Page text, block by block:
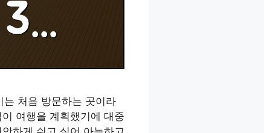
처음 방문하는 곳이라
여행을 계획했기에 대중